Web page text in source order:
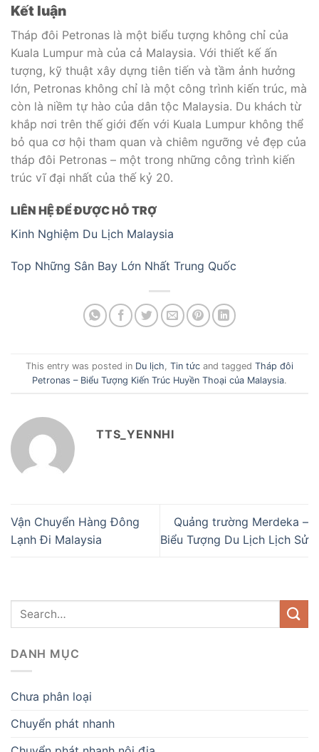
Kết luận
Tháp đôi Petronas là một biểu tượng không chỉ của
Kuala Lumpur mà của cả Malaysia. Với thiết kế ấn
tượng, kỹ thuật xây dựng tiên tiến và tầm ảnh hưởng
lớn, Petronas không chỉ là một công trình kiến trúc, mà
còn là niềm tự hào của dân tộc Malaysia. Du khách từ
khắp nơi trên thế giới đến với Kuala Lumpur không thể
bỏ qua cơ hội tham quan và chiêm ngưỡng vẻ đẹp của
tháp đôi Petronas – một trong những công trình kiến
trúc vĩ đại nhất của thế kỷ 20.
LIÊN HỆ ĐỂ ĐƯỢC HỖ TRỢ
Kinh Nghiệm Du Lịch Malaysia
Top Những Sân Bay Lớn Nhất Trung Quốc
This entry was posted in Du lịch Tin tức and tagged Tháp đôi
Petronas – Biểu Tượng Kiến Trúc Huyền Thoại của Malaysia.
TTS_YENNHI
Vận Chuyển Hàng Đông
Lạnh Đi Malaysia
Quảng trường Merdeka –
Biểu Tượng Du Lịch Lịch Sử
DANH MỤC
Chưa phân loại
Chuyển phát nhanh